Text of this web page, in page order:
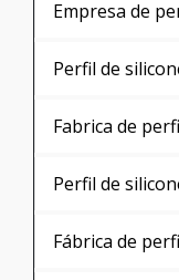
Fabricante de
Perfil t de
Borracha
Perfil de
Perfil u de